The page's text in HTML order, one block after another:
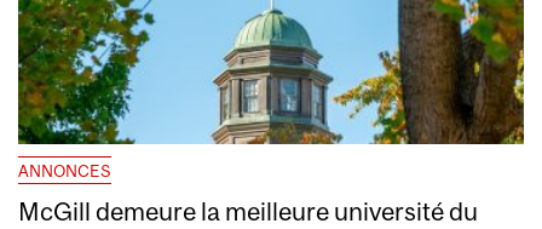
ANNONCES
McGill demeure la meilleure université du